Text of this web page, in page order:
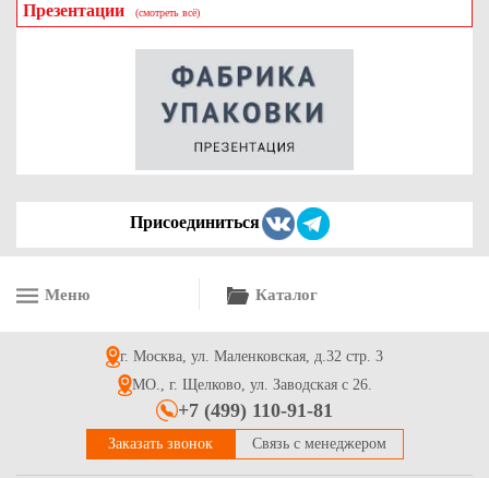
Презентации (смотреть всё)
Присоединиться
Меню Каталог
г. Москва, ул. Маленковская, д.32 стр. 3
МО., г. Щелково, ул. Заводская с 26.
+7 (499) 110-91-81
Заказать звонок Связь с менеджером